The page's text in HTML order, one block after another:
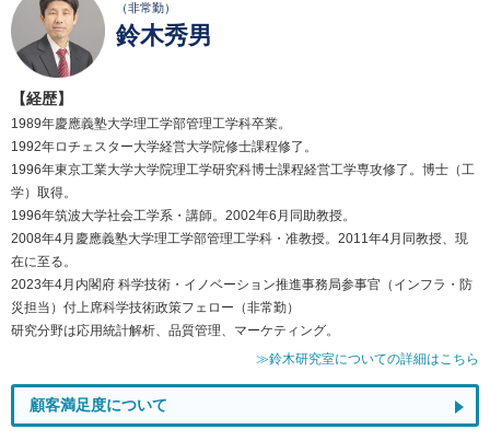
（非常勤）
鈴木秀男
【経歴】
1989年慶應義塾大学理工学部管理工学科卒業。
1992年ロチェスター大学経営大学院修士課程修了。
1996年東京工業大学大学院理工学研究科博士課程経営工学専攻修了。博士（工
学）取得。
1996年筑波大学社会工学系・講師。2002年6月同助教授。
2008年4月慶應義塾大学理工学部管理工学科・准教授。2011年4月同教授、現
在に至る。
2023年4月内閣府 科学技術・イノベーション推進事務局参事官（インフラ・防
災担当）付上席科学技術政策フェロー（非常勤）
研究分野は応用統計解析、品質管理、マーケティング。
≫鈴木研究室についての詳細はこちら
顧客満足度について